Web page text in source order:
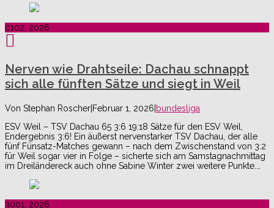
0102, 2026
Nerven wie Drahtseile: Dachau schnappt
sich alle fünften Sätze und siegt in Weil
Von Stephan Roscher|Februar 1, 2026|bundesliga
ESV Weil – TSV Dachau 65 3:6 19:18 Sätze für den ESV Weil,
Endergebnis 3:6! Ein äußerst nervenstarker TSV Dachau, der alle
fünf Fünsatz-Matches gewann – nach dem Zwischenstand von 3:2
für Weil sogar vier in Folge – sicherte sich am Samstagnachmittag
im Dreiländereck auch ohne Sabine Winter zwei weitere Punkte.…
3001, 2026